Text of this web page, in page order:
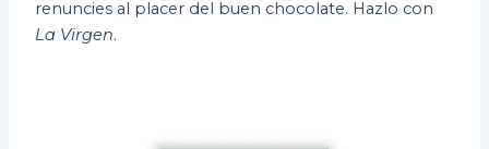
renuncies al placer del buen chocolate. Hazlo con
La Virgen.